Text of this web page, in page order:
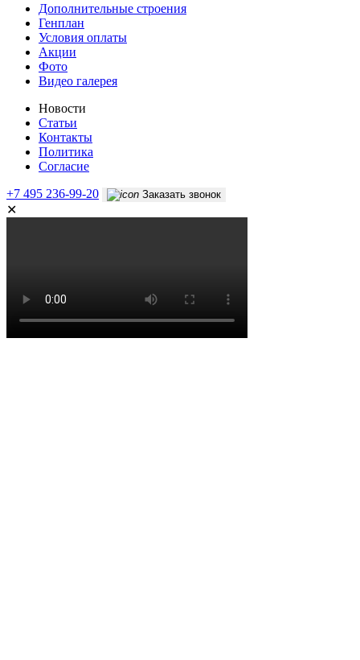
Дополнительные строения
Генплан
Условия оплаты
Акции
Фото
Видео галерея
Новости
Статьи
Контакты
Политика
Согласие
+7 495 236-99-20
Заказать звонок
✕